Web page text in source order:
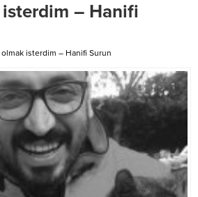
– Hanifi
olmak isterdim – Hanifi Surun